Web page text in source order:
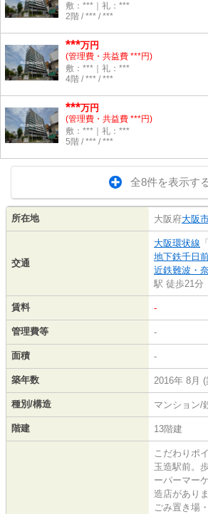
敷：***｜礼：***
2階 / *** / ***
***万円
(管理費・共益費 ***円)
敷：***｜礼：***
4階 / *** / ***
***万円
(管理費・共益費 ***円)
敷：***｜礼：***
5階 / *** / ***
全8件を表示す
所在地 大阪府大阪
交通
大阪環状線 「
地下鉄千日
近鉄難波・
駅 徒歩21分
賃料 -
管理費等 -
面積 -
築年数 2016年 8月 (
種別/構造 マンション/
階建 13階建
こだわりポ
玉造駅前。
ーパーマー
造店があり
ごみ置き場